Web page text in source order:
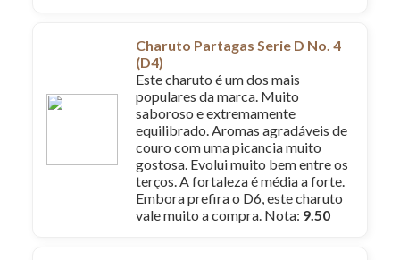
Charuto Partagas Serie D No. 4
(D4)
Este charuto é um dos mais
populares da marca. Muito
saboroso e extremamente
equilibrado. Aromas agradáveis de
couro com uma picancia muito
gostosa. Evolui muito bem entre os
terços. A fortaleza é média a forte.
Embora prefira o D6, este charuto
vale muito a compra. Nota: 9.50